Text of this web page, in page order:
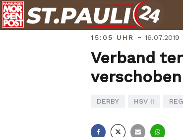
Skip
to
content
15:05 UHR - 16.07.2019
Verband
verschoben
DERBY HSV II